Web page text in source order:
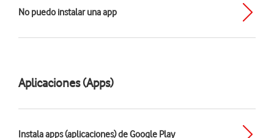
No puedo instalar una app
Aplicaciones (Apps)
Instala apps (aplicaciones) de Google Play